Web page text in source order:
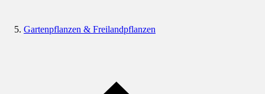
Gartenpflanzen & Freilandpflanzen